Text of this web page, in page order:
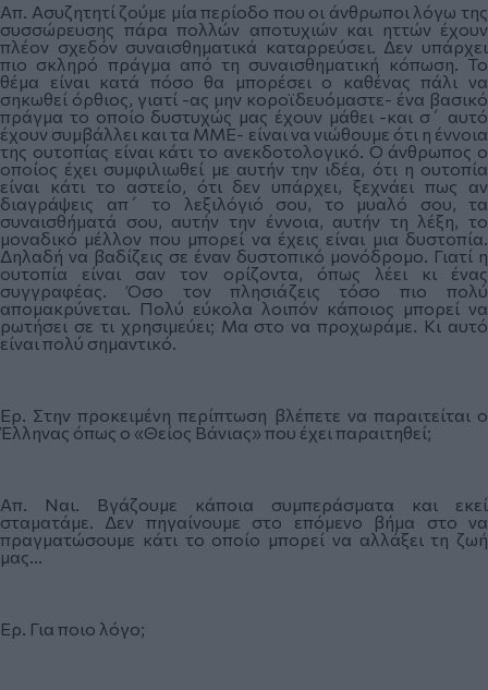
Απ. Ασυζητητί ζούμε μία περίοδο που οι άνθρωποι λόγω της
συσσώρευσης πάρα πολλών αποτυχιών και ηττών έχουν
πλέον σχεδόν συναισθηματικά καταρρεύσει. Δεν υπάρχει
πιο σκληρό πράγμα από τη συναισθηματική κόπωση. Το
θέμα είναι κατά πόσο θα μπορέσει ο καθένας πάλι να
σηκωθεί όρθιος, γιατί -ας μην κοροϊδευόμαστε- ένα βασικό
πράγμα το οποίο δυστυχώς μας έχουν μάθει -και σ΄ αυτό
έχουν συμβάλλει και τα ΜΜΕ- είναι να νιώθουμε ότι η έννοια
της ουτοπίας είναι κάτι το ανεκδοτολογικό. Ο άνθρωπος ο
οποίος έχει συμφιλιωθεί με αυτήν την ιδέα, ότι η ουτοπία
είναι κάτι το αστείο, ότι δεν υπάρχει, ξεχνάει πως αν
διαγράψεις απ΄ το λεξιλόγιό σου, το μυαλό σου, τα
συναισθήματά σου, αυτήν την έννοια, αυτήν τη λέξη, το
μοναδικό μέλλον που μπορεί να έχεις είναι μια δυστοπία.
Δηλαδή να βαδίζεις σε έναν δυστοπικό μονόδρομο. Γιατί η
ουτοπία είναι σαν τον ορίζοντα, όπως λέει κι ένας
συγγραφέας. Όσο τον πλησιάζεις τόσο πιο πολύ
απομακρύνεται. Πολύ εύκολα λοιπόν κάποιος μπορεί να
ρωτήσει σε τι χρησιμεύει; Μα στο να προχωράμε. Κι αυτό
είναι πολύ σημαντικό.
Ερ. Στην προκειμένη περίπτωση βλέπετε να παραιτείται ο
Έλληνας όπως ο «Θείος Βάνιας» που έχει παραιτηθεί;
Απ. Ναι. Βγάζουμε κάποια συμπεράσματα και εκεί
σταματάμε. Δεν πηγαίνουμε στο επόμενο βήμα στο να
πραγματώσουμε κάτι το οποίο μπορεί να αλλάξει τη ζωή
μας...
Ερ. Για ποιο λόγο;